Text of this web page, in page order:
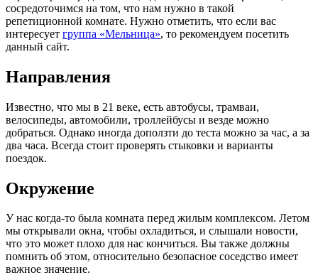
сосредоточимся на том, что нам нужно в такой
репетиционной комнате. Нужно отметить, что если вас
интересует группа «Мельница», то рекомендуем посетить
данный сайт.
Направления
Известно, что мы в 21 веке, есть автобусы, трамваи,
велосипеды, автомобили, троллейбусы и везде можно
добраться. Однако иногда доползти до теста можно за час, а за
два часа. Всегда стоит проверять стыковки и варианты
поездок.
Окружение
У нас когда-то была комната перед жилым комплексом. Летом
мы открывали окна, чтобы охладиться, и слышали новости,
что это может плохо для нас кончиться. Вы также должны
помнить об этом, относительно безопасное соседство имеет
важное значение.